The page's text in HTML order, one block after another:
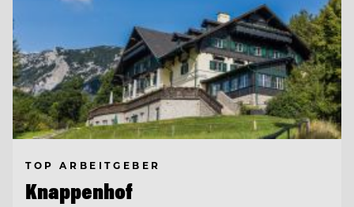
TOP ARBEITGEBER
Knappenhof